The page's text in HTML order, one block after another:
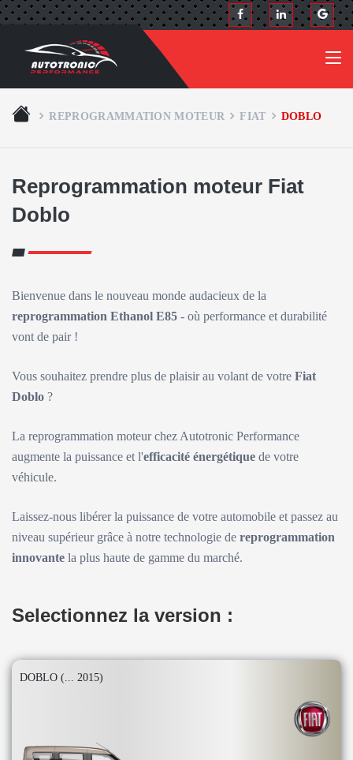
REPROGRAMMATION MOTEUR FIAT DOBLO
Reprogrammation moteur Fiat
Doblo
Bienvenue dans le nouveau monde audacieux de la
reprogrammation Ethanol E85 - où performance et durabilité
vont de pair !
Vous souhaitez prendre plus de plaisir au volant de votre Fiat
Doblo ?
La reprogrammation moteur chez Autotronic Performance
augmente la puissance et l'efficacité énergétique de votre
véhicule.
Laissez-nous libérer la puissance de votre automobile et passez au
niveau supérieur grâce à notre technologie de reprogrammation
innovante la plus haute de gamme du marché.
Selectionnez la version :
DOBLO (... 2015)